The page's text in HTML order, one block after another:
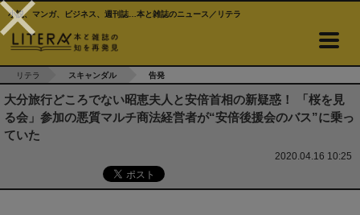
小説、マンガ、ビジネス、週刊誌…本と雑誌のニュース／リテラ
リテラ スキャンダル 告発
大分旅行どころでない昭恵夫人と安倍首相の新疑惑！ 「桜を見
る会」参加の悪質マルチ商法経営者が“安倍後援会のバス”に乗っ
ていた
2020.04.16 10:25